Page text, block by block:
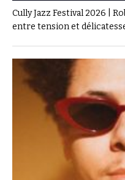
Cully Jazz Festival 2026 |
entre tension et